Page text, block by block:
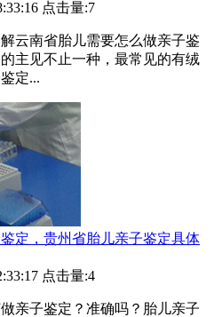
点击量:7
云南省胎儿需要怎么做亲子鉴
主见不止一种，最常见的有绒
定...
定，贵州省胎儿亲子鉴定具体
点击量:4
亲子鉴定？准确吗？胎儿亲子